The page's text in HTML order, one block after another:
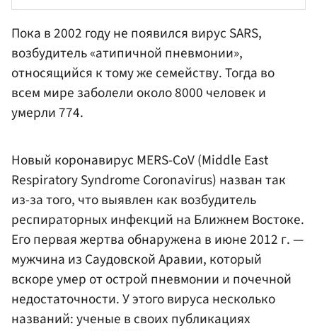
Пока в 2002 году не появился вирус SARS,
возбудитель «атипичной пневмонии»,
относящийся к тому же семейству. Тогда во
всем мире заболели около 8000 человек и
умерли 774.
Новый коронавирус MERS-CoV (Middle East
Respiratory Syndrome Coronavirus) назван так
из-за того, что выявлен как возбудитель
респираторных инфекций на Ближнем Востоке.
Его первая жертва обнаружена в июне 2012 г. —
мужчина из Саудовской Аравии, который
вскоре умер от острой пневмонии и почечной
недостаточности. У этого вируса несколько
названий: ученые в своих публикациях